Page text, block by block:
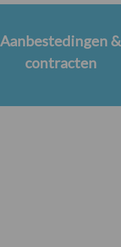
Aanbestedingen &
contracten